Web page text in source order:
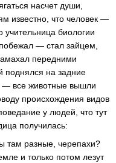
насчет души,
известно, что человек —
учительница биологии
— стал зайцем,
передними
поднялся на задние
все животные вышли
происхождения видов
у людей, что тут
получилась:
разные, черепахи?
и только потом лезут